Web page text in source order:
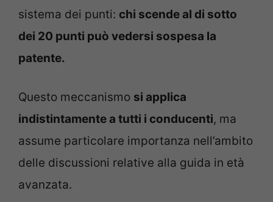
sistema dei punti: chi scende al di sotto
dei 20 punti può vedersi sospesa la
patente.
Questo meccanismo si applica
indistintamente a tutti i conducenti, ma
assume particolare importanza nell’ambito
delle discussioni relative alla guida in età
avanzata.